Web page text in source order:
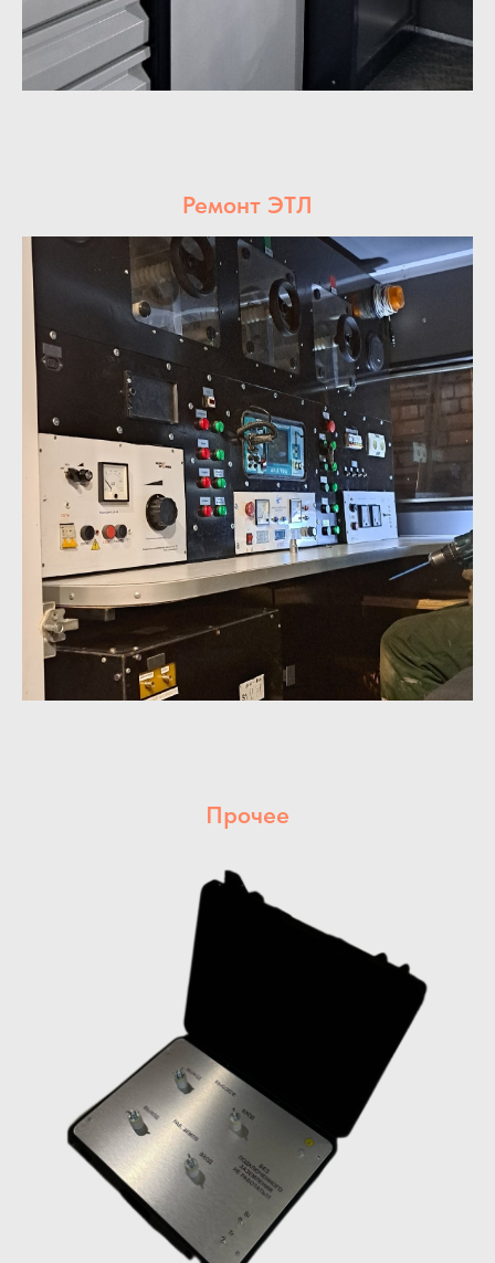
Ремонт ЭТЛ
Прочее